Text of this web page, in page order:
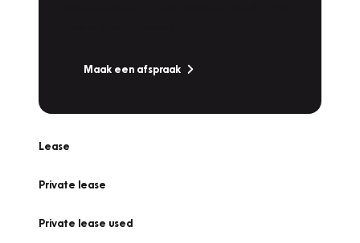
Maak een afspraak
Lease
Private lease
Private lease used